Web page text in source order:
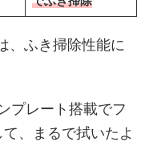
、ふき掃除性能に
プレート搭載でフ
、まるで拭いたよ